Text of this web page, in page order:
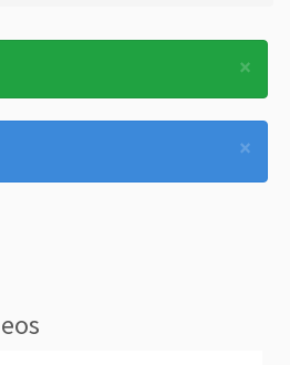
×
×